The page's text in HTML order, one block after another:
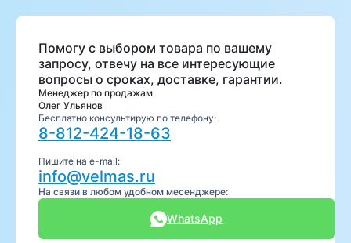
Помогу с выбором товара по вашему
запросу, отвечу на все интересующие
вопросы о сроках, доставке, гарантии.
Менеджер по продажам
Олег Ульянов
Бесплатно консультирую по телефону:
8-812-424-18-63
Пишите на e-mail:
info@velmas.ru
На связи в любом удобном месенджере:
WhatsApp